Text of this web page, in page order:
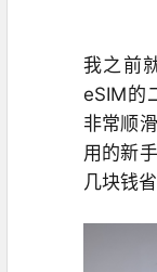
我之前
eSIM的
非常顺
用的新
几块钱